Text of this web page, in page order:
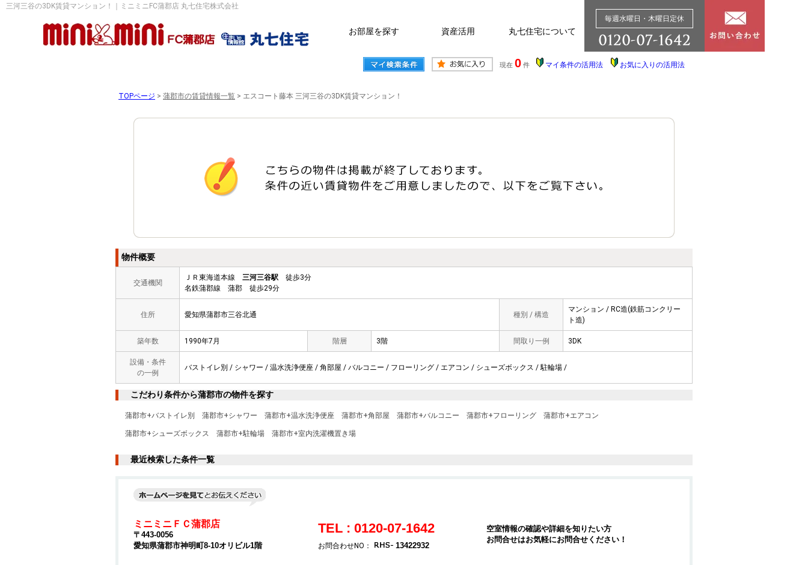
三河三谷の3DK賃貸マンション！｜ミニミニFC蒲郡店 丸七住宅株式会社
お部屋を探す 資産活用 丸七住宅について
毎週水曜日・木曜日定休
現在 0 件 マイ条件の活用法 お気に入りの活用法
TOPページ > 蒲郡市の賃貸情報一覧 > エスコート藤本 三河三谷の3DK賃貸マンション！
物件概要
交通機関
ＪＲ東海道本線 三河三谷駅 徒歩3分
名鉄蒲郡線 蒲郡 徒歩29分
住所 愛知県蒲郡市三谷北通 種別 / 構造
マンション / RC造(鉄筋コンクリー
ト造)
築年数 1990年7月 階層 3階 間取り一例 3DK
設備・条件
の一例
バストイレ別 / シャワー / 温水洗浄便座 / 角部屋 / バルコニー / フローリング / エアコン / シューズボックス / 駐輪場 /
こだわり条件から蒲郡市の物件を探す
蒲郡市+バストイレ別 蒲郡市+シャワー 蒲郡市+温水洗浄便座 蒲郡市+角部屋 蒲郡市+バルコニー 蒲郡市+フローリング 蒲郡市+エアコン
蒲郡市+シューズボックス 蒲郡市+駐輪場 蒲郡市+室内洗濯機置き場
最近検索した条件一覧
ミニミニＦＣ蒲郡店
〒443-0056
愛知県蒲郡市神明町8-10オリビル1階
TEL : 0120-07-1642
お問合わせNO： 13422932
空室情報の確認や詳細を知りたい方
お問合せはお気軽にお問合せください！